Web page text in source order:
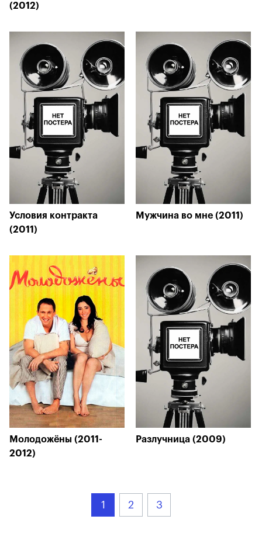
(2012)
Условия контракта
(2011)
Мужчина во мне (2011)
Молодожёны (2011-
2012)
Разлучница (2009)
1 2 3